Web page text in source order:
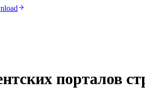
порталов